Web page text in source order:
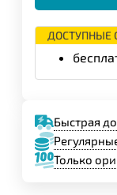
ДОСТУПНЫЕ
Быстрая
Только